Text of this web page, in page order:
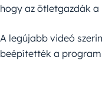
hogy az ötletgazdák
A legújabb videó
beépítették a